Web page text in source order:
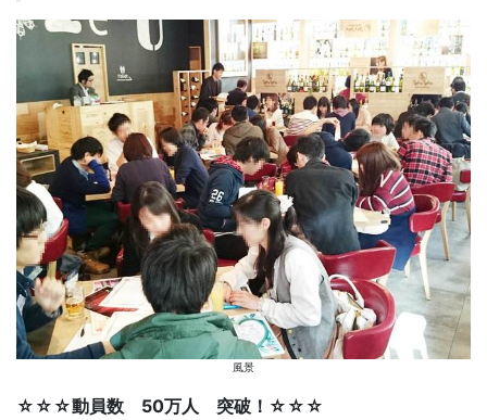
風景
☆☆☆動員数 50万人 突破！☆☆☆